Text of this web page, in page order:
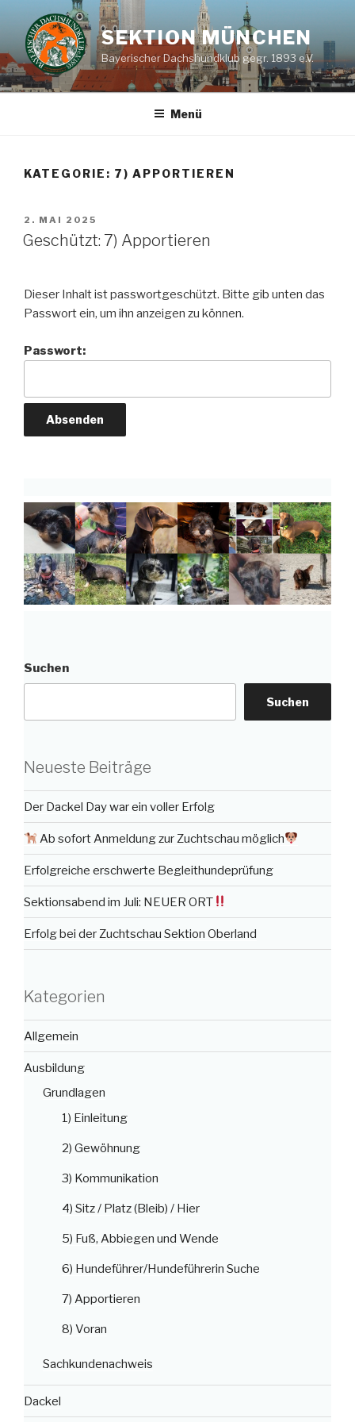
Inhalt
springen
SEKTION MÜNCHEN
Bayerischer Dachshundklub gegr. 1893 e.V.
Menü
KATEGORIE: 7) APPORTIEREN
VERÖFFENTLICHT
AM
2. MAI 2025
Geschützt: 7) Apportieren
Dieser Inhalt ist passwortgeschützt. Bitte gib unten das
Passwort ein, um ihn anzeigen zu können.
Passwort:
Suchen
Suchen
Neueste Beiträge
Der Dackel Day war ein voller Erfolg
Ab sofort Anmeldung zur Zuchtschau möglich
Erfolgreiche erschwerte Begleithundeprüfung
Sektionsabend im Juli: NEUER ORT
Erfolg bei der Zuchtschau Sektion Oberland
Kategorien
Allgemein
Ausbildung
Grundlagen
1) Einleitung
2) Gewöhnung
3) Kommunikation
4) Sitz / Platz (Bleib) / Hier
5) Fuß, Abbiegen und Wende
6) Hundeführer/Hundeführerin Suche
7) Apportieren
8) Voran
Sachkundenachweis
Dackel